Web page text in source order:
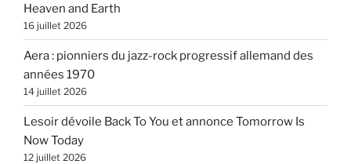
Heaven and Earth
16 juillet 2026
Aera : pionniers du jazz-rock progressif allemand des
années 1970
14 juillet 2026
Lesoir dévoile Back To You et annonce Tomorrow Is
Now Today
12 juillet 2026